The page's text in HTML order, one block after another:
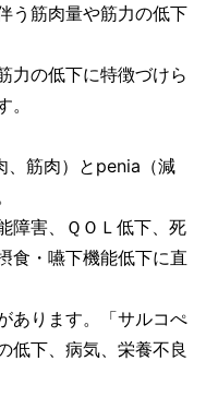
う筋肉量や筋力の低下
力の低下に特徴づけら
、筋肉）とpenia（減
障害、ＱＯＬ低下、死
食・嚥下機能低下に直
あります。「サルコぺ
低下、病気、栄養不良